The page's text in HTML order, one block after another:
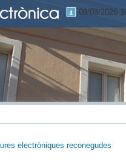
09/08/2026
electròniques reconegudes